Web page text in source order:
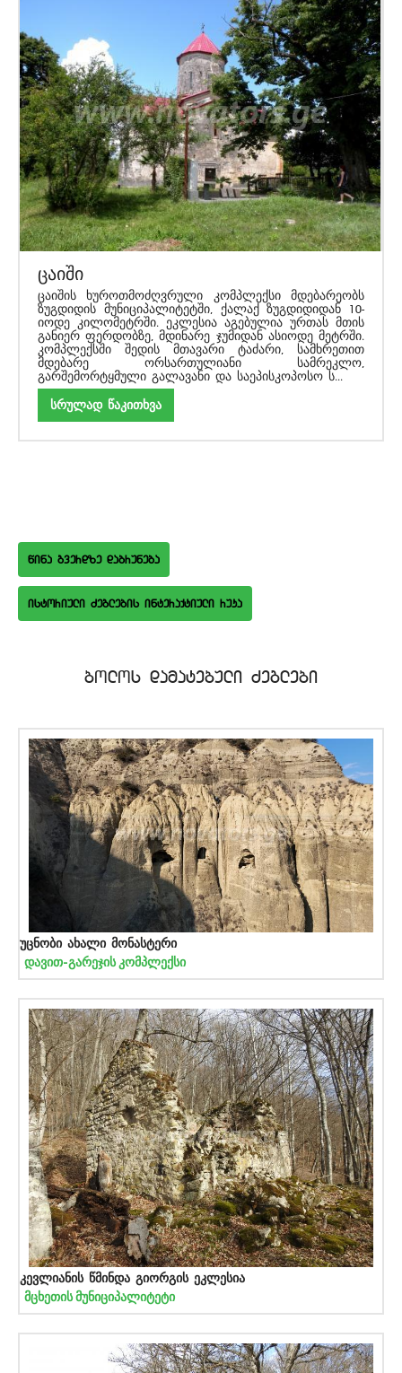
ცაიში
ცაიშის ხუროთმოძღვრული კომპლექსი მდებარეობს
ზუგდიდის მუნიციპალიტეტში, ქალაქ ზუგდიდიდან 10-
იოდე კილომეტრში. ეკლესია აგებულია ურთას მთის
განიერ ფერდობზე, მდინარე ჯუმიდან ასიოდე მეტრში.
კომპლექსში შედის მთავარი ტაძარი, სამხრეთით
მდებარე ორსართულიანი სამრეკლო,
გარშემორტყმული გალავანი და საეპისკოპოსო ს...
სრულად წაკითხვა
wina gverdze dabruneba
istoriuli Zeglebis interaqtiuli ruka
bolos damatebuli Zeglebi
უცნობი ახალი მონასტერი
დავით-გარეჯის კომპლექსი
კევლიანის წმინდა გიორგის ეკლესია
მცხეთის მუნიციპალიტეტი